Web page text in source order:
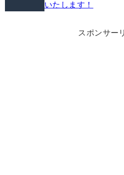
いたします！
スポンサー